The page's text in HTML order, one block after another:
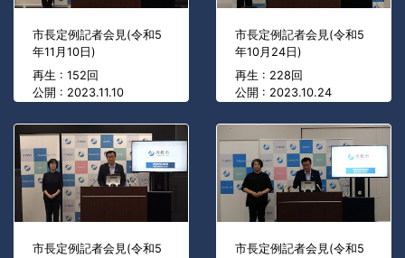
市長定例記者会見(令和5
年11月10日)
再生 : 152回
公開 : 2023.11.10
市長定例記者会見(令和5
年10月24日)
再生 : 228回
公開 : 2023.10.24
市長定例記者会見(令和5
市長定例記者会見(令和5